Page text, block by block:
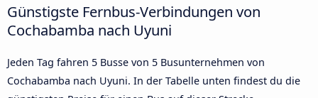
Günstigste Fernbus-Verbindungen von
Cochabamba nach Uyuni
Jeden Tag fahren 5 Busse von 5 Busunternehmen von
Cochabamba nach Uyuni. In der Tabelle unten findest du die